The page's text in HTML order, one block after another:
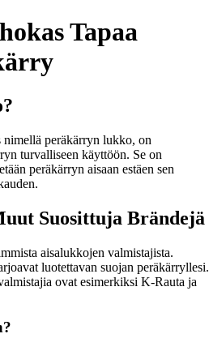
Tapaa
peräkärryn lukko, on
turvalliseen käyttöön. Se on
peräkärryn aisaan estäen sen
Suosittuja Brändejä
aisalukkojen valmistajista.
luotettavan suojan peräkärryllesi.
ovat esimerkiksi K-Rauta ja